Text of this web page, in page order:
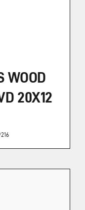
WOOD
20X12